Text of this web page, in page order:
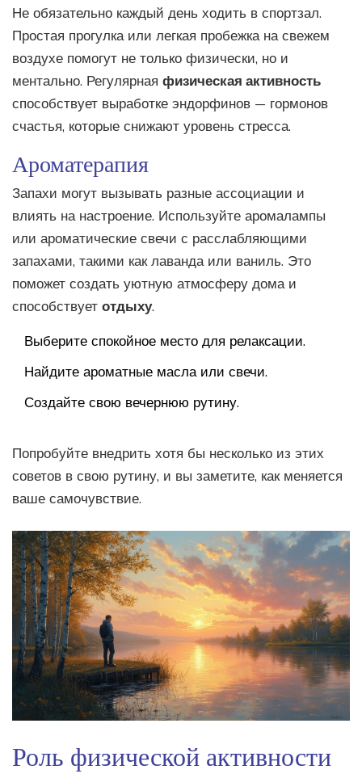
Не обязательно каждый день ходить в спортзал.
Простая прогулка или легкая пробежка на свежем
воздухе помогут не только физически, но и
ментально. Регулярная физическая активность
способствует выработке эндорфинов — гормонов
счастья, которые снижают уровень стресса.
Ароматерапия
Запахи могут вызывать разные ассоциации и
влиять на настроение. Используйте аромалампы
или ароматические свечи с расслабляющими
запахами, такими как лаванда или ваниль. Это
поможет создать уютную атмосферу дома и
способствует отдыху.
Выберите спокойное место для релаксации.
Найдите ароматные масла или свечи.
Создайте свою вечернюю рутину.
Попробуйте внедрить хотя бы несколько из этих
советов в свою рутину, и вы заметите, как меняется
ваше самочувствие.
Роль физической активности